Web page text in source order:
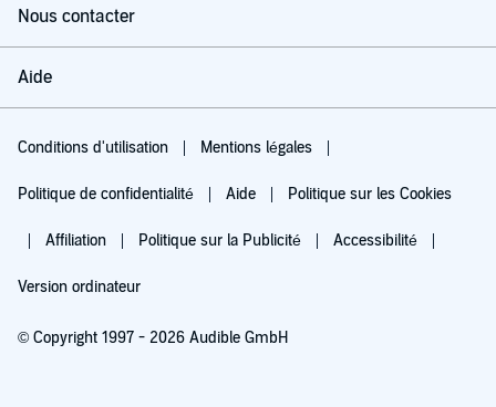
Nous contacter
Aide
Conditions d'utilisation Mentions légales
Politique de confidentialité Aide Politique sur les Cookies
Affiliation Politique sur la Publicité Accessibilité
Version ordinateur
© Copyright 1997 - 2026 Audible GmbH